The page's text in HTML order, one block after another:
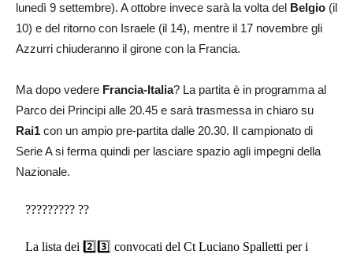
lunedì 9 settembre). A ottobre invece sarà la volta del Belgio (il
10) e del ritorno con Israele (il 14), mentre il 17 novembre gli
Azzurri chiuderanno il girone con la Francia.
Ma dopo vedere Francia-Italia? La partita è in programma al
Parco dei Principi alle 20.45 e sarà trasmessa in chiaro su
Rai1 con un ampio pre-partita dalle 20.30. Il campionato di
Serie A si ferma quindi per lasciare spazio agli impegni della
Nazionale.
????????? ??
La lista dei 2️⃣3️⃣ convocati del Ct Luciano Spalletti per i